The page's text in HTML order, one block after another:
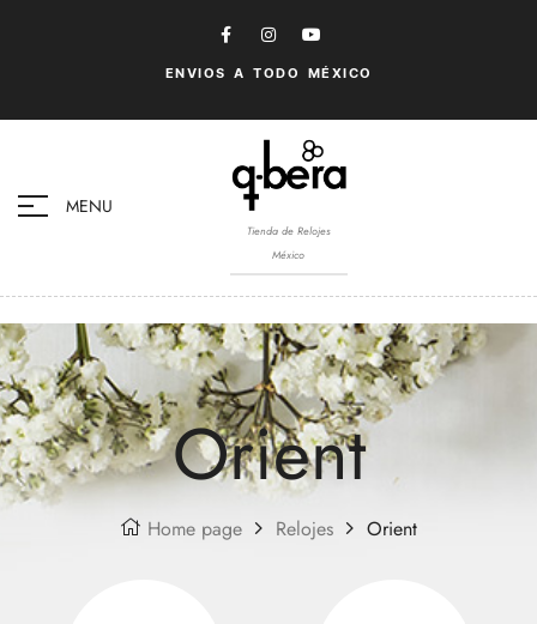
ENVIOS A TODO MÉXICO
MENU
Tienda de Relojes
México
Orient
Home page Relojes Orient